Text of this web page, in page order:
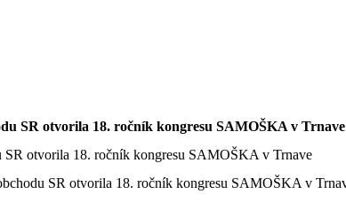
SR otvorila 18. ročník kongresu SAMOŠKA v Trnave
SR otvorila 18. ročník kongresu SAMOŠKA v Trnave